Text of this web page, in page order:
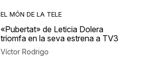
EL MÓN DE LA TELE
«Pubertat» de Leticia Dolera
triomfa en la seva estrena a TV3
Víctor Rodrigo